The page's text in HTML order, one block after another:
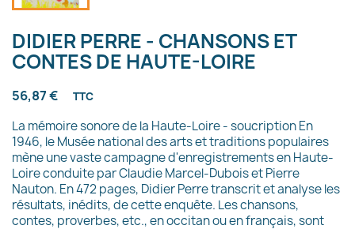
DIDIER PERRE - CHANSONS ET
CONTES DE HAUTE-LOIRE
56,87 € TTC
La mémoire sonore de la Haute-Loire - soucription En
1946, le Musée national des arts et traditions populaires
mène une vaste campagne d'enregistrements en Haute-
Loire conduite par Claudie Marcel-Dubois et Pierre
Nauton. En 472 pages, Didier Perre transcrit et analyse les
résultats, inédits, de cette enquête. Les chansons,
contes, proverbes, etc., en occitan ou en français, sont